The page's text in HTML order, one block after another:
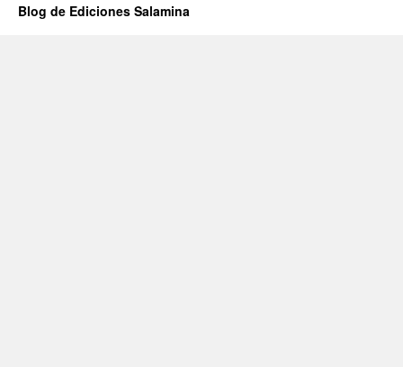
Blog de Ediciones Salamina